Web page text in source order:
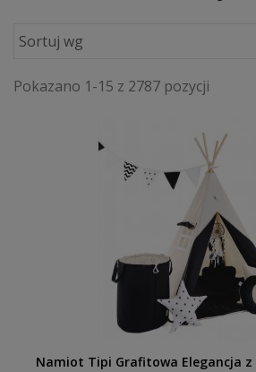
Sortuj wg
Pokazano 1-15 z 2787 pozycji
Namiot Tipi Grafitowa Elegancja